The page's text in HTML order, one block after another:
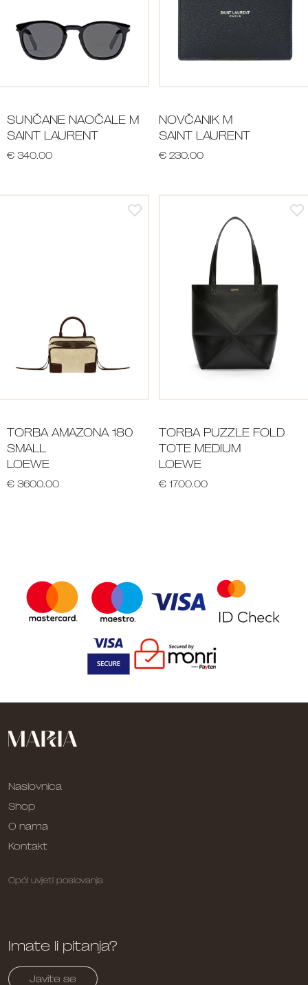
SUNČANE NAOČALE M
SAINT LAURENT
€ 340.00
NOVČANIK M
SAINT LAURENT
€ 230.00
TORBA AMAZONA 180
SMALL
LOEWE
€ 3600.00
TORBA PUZZLE FOLD
TOTE MEDIUM
LOEWE
€ 1700.00
Naslovnica
Shop
O nama
Kontakt
Opći uvjeti poslovanja
Imate li pitanja?
Javite se